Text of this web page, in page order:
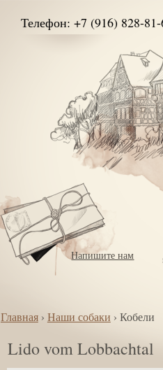
Телефон: +7 (916) 828-81-
Напишите нам
Главная› Наши собаки › Кобели
Lido vom Lobbachtal